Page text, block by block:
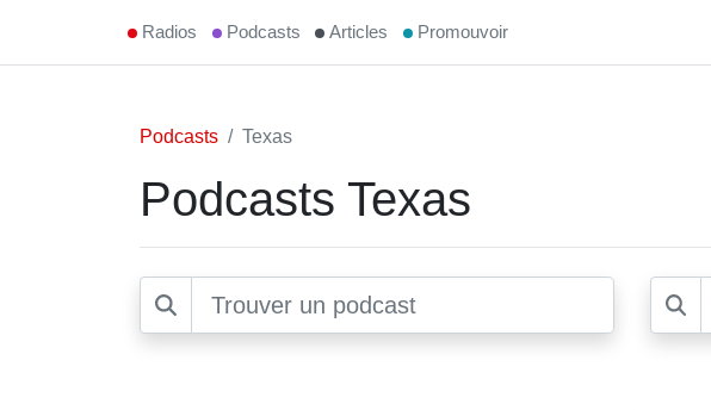
Radios Podcasts Articles Promouvoir
Podcasts Texas
Podcasts Texas